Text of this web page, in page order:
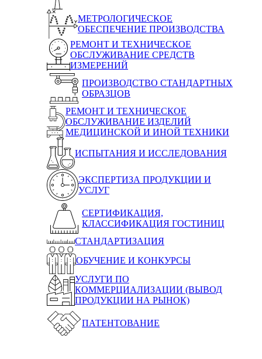
МЕТРОЛОГИЧЕСКОЕ
ОБЕСПЕЧЕНИЕ ПРОИЗВОДСТВА
РЕМОНТ И ТЕХНИЧЕСКОЕ
ОБСЛУЖИВАНИЕ СРЕДСТВ
ИЗМЕРЕНИЙ
ПРОИЗВОДСТВО СТАНДАРТНЫХ
ОБРАЗЦОВ
РЕМОНТ И ТЕХНИЧЕСКОЕ
ОБСЛУЖИВАНИЕ ИЗДЕЛИЙ
МЕДИЦИНСКОЙ И ИНОЙ ТЕХНИКИ
ИСПЫТАНИЯ И ИССЛЕДОВАНИЯ
ЭКСПЕРТИЗА ПРОДУКЦИИ И
УСЛУГ
СЕРТИФИКАЦИЯ,
КЛАССИФИКАЦИЯ ГОСТИНИЦ
СТАНДАРТИЗАЦИЯ
ОБУЧЕНИЕ И КОНКУРСЫ
УСЛУГИ ПО
КОММЕРЦИАЛИЗАЦИИ (ВЫВОД
ПРОДУКЦИИ НА РЫНОК)
ПАТЕНТОВАНИЕ